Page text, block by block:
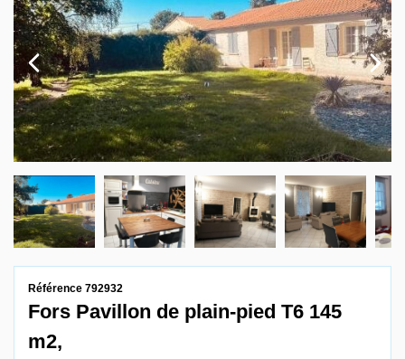
Gestion locative
Nos agences
Contact
Référence 792932
Fors Pavillon de plain-pied T6 145
m2,